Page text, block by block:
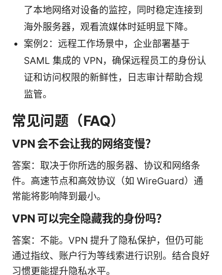
了本地网络对设备的监控，同时稳定连接到
海外服务器，观看流媒体时延明显下降。
案例2：远程工作场景中，企业部署基于
SAML 集成的 VPN，确保远程员工的身份认
证和访问权限的新鲜性，日志审计帮助合规
监管。
常见问题（FAQ）
VPN 会不会让我的网络变慢？
答案：取决于你所选的服务器、协议和网络条
件。高速节点和高效协议（如 WireGuard）通
常能将影响降到最小。
VPN 可以完全隐藏我的身份吗？
答案：不能。VPN 提升了隐私保护，但仍可能
通过指纹、账户行为等线索进行识别。结合良好
习惯更能提升隐私水平。